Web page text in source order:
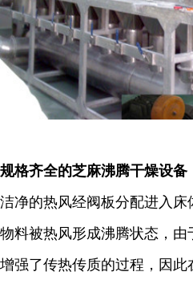
规格齐全的芝麻沸腾干燥设
洁净的热风经阀板分配进入
物料被热风形成沸腾状态，由
增强了传热传质的过程，因此